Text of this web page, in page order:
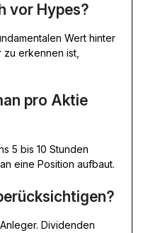
vor Hypes?
Wert hinter
erkennen ist,
pro Aktie
5 bis 10 Stunden
eine Position aufbaut.
Dividenden